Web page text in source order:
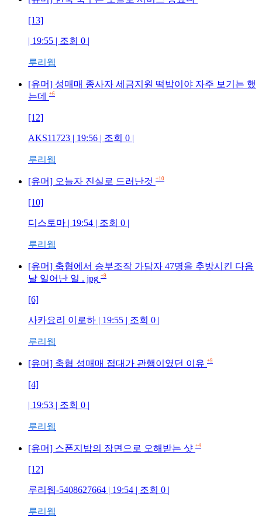
[13]
| 19:55 | 조회 0 |
루리웹
[유머] 성매매 종사자 세금지원 떡밥이야 자주 보기는 했
는데
+6
[12]
AKS11723 | 19:56 | 조회 0 |
루리웹
[유머] 오늘자 진실로 드러난것 +10
[10]
디스토마 | 19:54 | 조회 0 |
루리웹
[유머] 축협에서 승부조작 가담자 47명을 추방시킨 다음
날 일어난 일 . jpg +9
[6]
사카요리 이로하 | 19:55 | 조회 0 |
루리웹
[유머] 축협 성매매 접대가 관행이였던 이유 +9
[4]
| 19:53 | 조회 0 |
루리웹
[유머] 스폰지밥의 장면으로 오해받는 샷 +4
[12]
루리웹-5408627664 | 19:54 | 조회 0 |
루리웹